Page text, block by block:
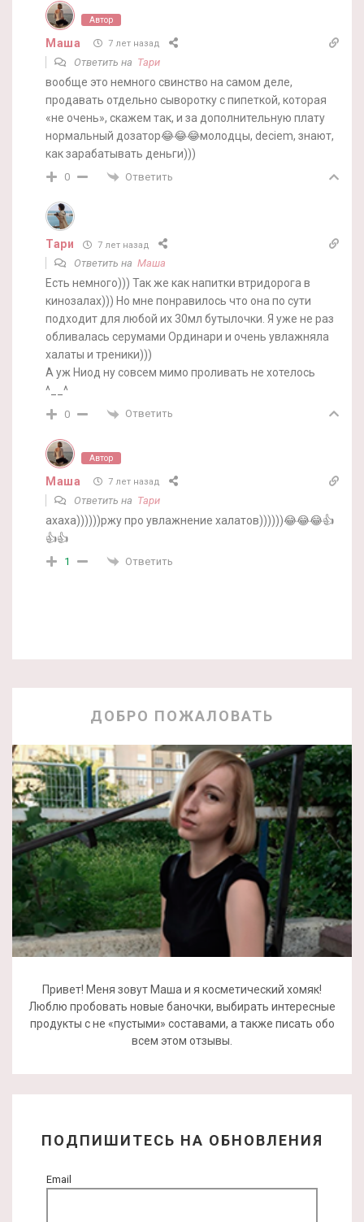
Автор
Маша 7 лет назад
Ответить на Тари
вообще это немного свинство на самом деле,
продавать отдельно сыворотку с пипеткой, которая
«не очень», скажем так, и за дополнительную плату
нормальный дозатор😂😂😂молодцы, deciem, знают,
как зарабатывать деньги)))
0 Ответить
Тари 7 лет назад
Ответить на Маша
Есть немного))) Так же как напитки втридорога в
кинозалах))) Но мне понравилось что она по сути
подходит для любой их 30мл бутылочки. Я уже не раз
обливалась серумами Ординари и очень увлажняла
халаты и треники)))
А уж Ниод ну совсем мимо проливать не хотелось
^__^
0 Ответить
Автор
Маша 7 лет назад
Ответить на Тари
ахаха))))))ржу про увлажнение халатов))))))😂😂😂👍
👍👍
1 Ответить
ДОБРО ПОЖАЛОВАТЬ
Привет! Меня зовут Маша и я косметический хомяк!
Люблю пробовать новые баночки, выбирать интересные
продукты с не «пустыми» составами, а также писать обо
всем этом отзывы.
ПОДПИШИТЕСЬ НА ОБНОВЛЕНИЯ
Email